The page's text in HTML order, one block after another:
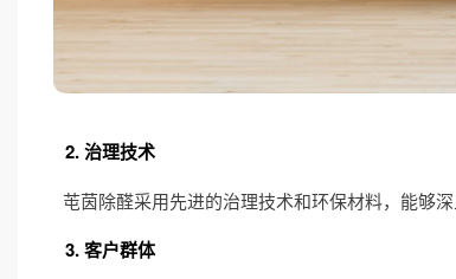
2. 治理技术
芚茵除醛采用先进的治理技术和环保材料，能够
3. 客户群体